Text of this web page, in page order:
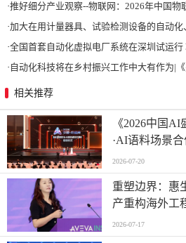
·推好细分产业观察--物联网：2026年中国物联网市场规模接近3000亿美元
·加大在用计量器具、试验检测设备的自动化、数字化改造力度|市场监管总局 工
·全国首套自动化虚拟电厂系统在深圳试运行 功能匹
· 自动化科技将在乡村振兴工作中大有作为|《关于做好2023年
相关推荐
《2026中国
·AI语料场景
2026-07-20
重塑边界：惠
产重构海外工
2026-07-17